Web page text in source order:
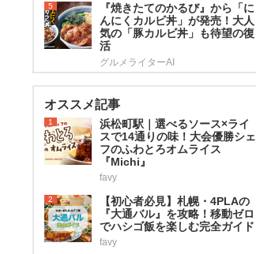
5
『焼きたてのかるび』から「に
んにくカルビ丼」が発売！大人
気の「豚カルビ丼」も待望の復
活
グルメライターAI
オススメ記事
1
浜松町駅｜選べるソース×ライ
スで14通りの味！大会優勝シェ
フのふわとろオムライス
『Michi』
favy
2
【初心者必見】札幌・4PLAの
『大通バル』を攻略！移動ゼロ
でハシゴ飯を楽しむ完全ガイド
favy